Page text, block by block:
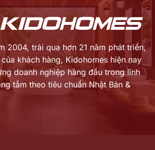
2004, trải qua hơn 21 năm phát triển,
khách hàng, Kidohomes hiện nay
doanh nghiệp hàng đầu trong lĩnh
tắm theo tiêu chuẩn Nhật Bản &